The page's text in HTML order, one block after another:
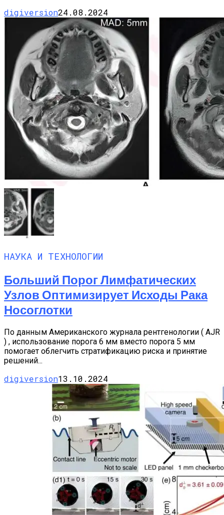
digiversion24.08.2024
НАУКА И ТЕХНОЛОГИИ
Больший Порог Лимфатических
Узлов Оптимизирует Исходы Рака
Носоглотки
По данным Американского журнала рентгенологии ( AJR
) , использование порога 6 мм вместо порога 5 мм
помогает облегчить стратификацию риска и принятие
решений...
digiversion13.10.2024